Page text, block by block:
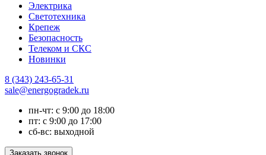
Электрика
Светотехника
Крепеж
Безопасность
Телеком и СКС
Новинки
8 (343) 243-65-31
sale@energogradek.ru
пн-чт: с 9:00 до 18:00
пт: с 9:00 до 17:00
сб-вс: выходной